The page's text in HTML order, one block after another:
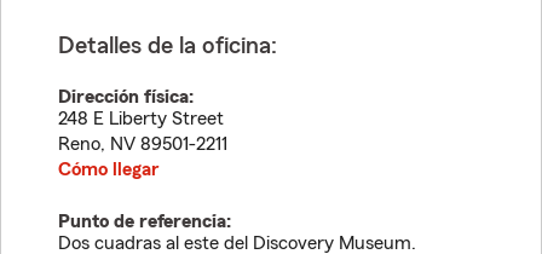
Detalles de la oficina:
Dirección física:
248 E Liberty Street
Reno, NV 89501-2211
Cómo llegar
Punto de referencia:
Dos cuadras al este del Discovery Museum.